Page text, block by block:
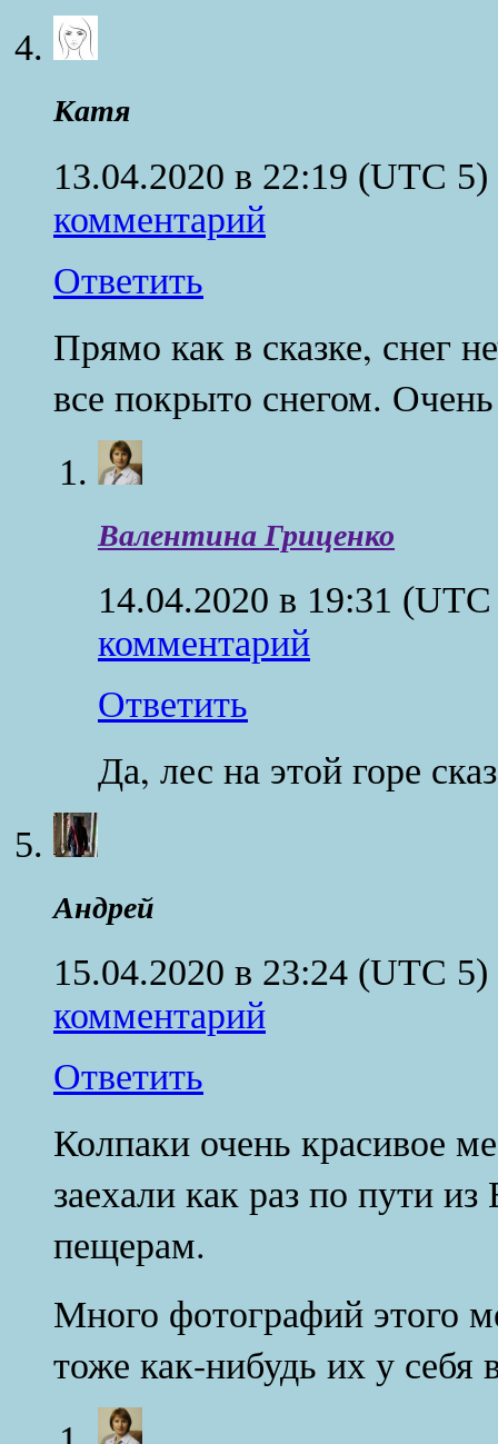
Катя
13.04.2020 в 22:19 (UTC 5)
комментарий
Ответить
Прямо как в сказке, снег
все покрыто снегом.
Валентина Гриценко
14.04.2020 в 19:31
комментарий
Ответить
Да, лес на этой горе
Андрей
15.04.2020 в 23:24 (UTC 5)
комментарий
Ответить
Колпаки очень красивое
заехали как раз по пути
пещерам.
Много фотографий этого
тоже как-нибудь их у себя